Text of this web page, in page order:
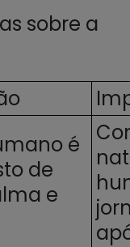
sobre a
é
de
e